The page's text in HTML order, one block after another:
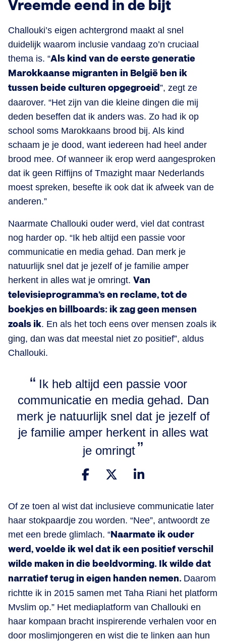
Vreemde eend in de bijt
Challouki’s eigen achtergrond maakt al snel
duidelijk waarom inclusie vandaag zo’n cruciaal
thema is. “Als kind van de eerste generatie
Marokkaanse migranten in België ben ik
tussen beide culturen opgegroeid ”, zegt ze
daarover. “Het zijn van die kleine dingen die mij
deden beseffen dat ik anders was. Zo had ik op
school soms Marokkaans brood bij. Als kind
schaam je je dood, want iedereen had heel ander
brood mee. Of wanneer ik erop werd aangesproken
dat ik geen Riffijns of Tmazight maar Nederlands
moest spreken, besefte ik ook dat ik afweek van de
anderen.”
Naarmate Challouki ouder werd, viel dat contrast
nog harder op. “Ik heb altijd een passie voor
communicatie en media gehad. Dan merk je
natuurlijk snel dat je jezelf of je familie amper
herkent in alles wat je omringt. Van
televisieprogramma’s en reclame, tot de
boekjes en billboards: ik zag geen mensen
zoals ik. En als het toch eens over mensen zoals ik
ging, dan was dat meestal niet zo positief”, aldus
Challouki.
Ik heb altijd een passie voor
communicatie en media gehad. Dan
merk je natuurlijk snel dat je jezelf of
je familie amper herkent in alles wat
je omringt
Of ze toen al wist dat inclusieve communicatie later
haar stokpaardje zou worden. “Nee”, antwoordt ze
met een brede glimlach. “Naarmate ik ouder
werd, voelde ik wel dat ik een positief verschil
wilde maken in die beeldvorming. Ik wilde dat
narratief terug in eigen handen nemen. Daarom
richtte ik in 2015 samen met Taha Riani het platform
Mvslim op.” Het mediaplatform van Challouki en
haar kompaan bracht inspirerende verhalen voor en
door moslimjongeren en wist die te linken aan hun